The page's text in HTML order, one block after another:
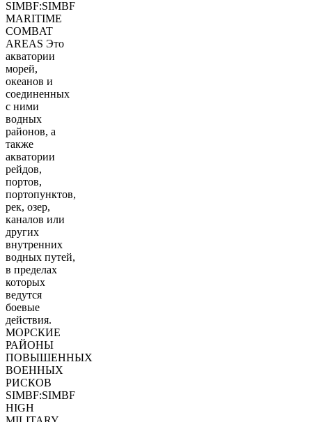
SIMBF:SIMBF
MARITIME
COMBAT
AREAS Это
акватории
морей,
океанов и
соединенных
с ними
водных
районов, а
также
акватории
рейдов,
портов,
портопунктов,
рек, озер,
каналов или
других
внутренних
водных путей,
в пределах
которых
ведутся
боевые
действия.
МОРСКИЕ
РАЙОНЫ
ПОВЫШЕННЫХ
ВОЕННЫХ
РИСКОВ
SIMBF:SIMBF
HIGH